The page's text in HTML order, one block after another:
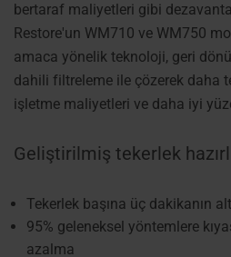
bertaraf maliyetleri gibi
Restore'un WM710 ve WM750
amaca yönelik teknoloji, geri
dahili filtreleme ile çözerek daha
işletme maliyetleri ve daha iyi
Geliştirilmiş tekerlek
Tekerlek başına üç dakikanın
95% geleneksel yöntemlere
azalma